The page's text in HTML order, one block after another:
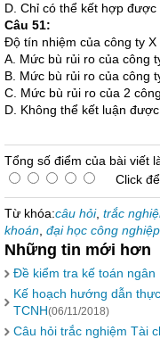
D. Chỉ có thể kết hợp
Câu 51:
Độ tín nhiệm của công ty X
A. Mức bù rủi ro của công
B. Mức bù rủi ro của công
C. Mức bù rủi ro của 2
D. Không thể kết luận được
Tổng số điểm của bài viết
Click
Từ khóa:câu hỏi, trắc
khoán đại học công
Những tin mới hơn
Đề kiểm tra kế toán ngân
Kế hoạch hướng dẫn
TCNH(06/11/2018)
Câu hỏi trắc nghiệm Tài